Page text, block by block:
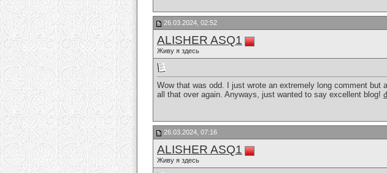
26.03.2024, 02:52
ALISHER ASQ1
Живу я здесь
Wow that was odd. I just wrote an extremely long comment
all that over again. Anyways, just wanted to say excellent blog!
26.03.2024, 07:16
ALISHER ASQ1
Живу я здесь